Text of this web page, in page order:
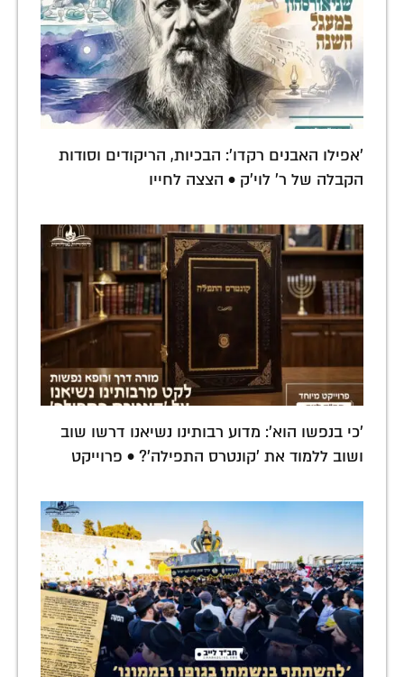
'אפילו האבנים רקדו': הבכיות, הריקודים וסודות
הקבלה של ר' לוי'ק • הצצה לחייו
'כי בנפשו הוא': מדוע רבותינו נשיאנו דרשו שוב
ושוב ללמוד את 'קונטרס התפילה'? • פרוייקט